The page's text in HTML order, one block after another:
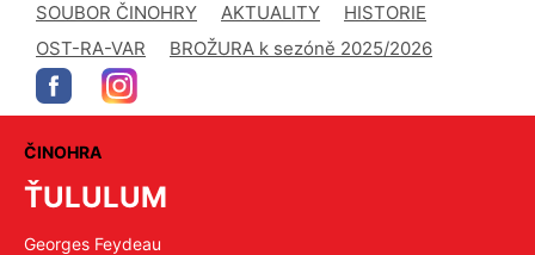
SOUBOR ČINOHRY
AKTUALITY
HISTORIE
OST-RA-VAR
BROŽURA k sezóně 2025/2026
ČINOHRA
ŤULULUM
Georges Feydeau